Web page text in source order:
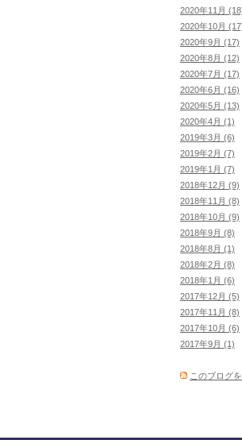
2020年11月
2020年10月
2020年9月 (17)
2020年8月 (12)
2020年7月 (17)
2020年6月 (16)
2020年5月 (13)
2020年4月 (1)
2019年3月 (6)
2019年2月 (7)
2019年1月 (7)
2018年12月 (9)
2018年11月 (8)
2018年10月 (9)
2018年9月 (8)
2018年8月 (1)
2018年2月 (8)
2018年1月 (6)
2017年12月 (5)
2017年11月 (8)
2017年10月 (6)
2017年9月 (1)
このブログ